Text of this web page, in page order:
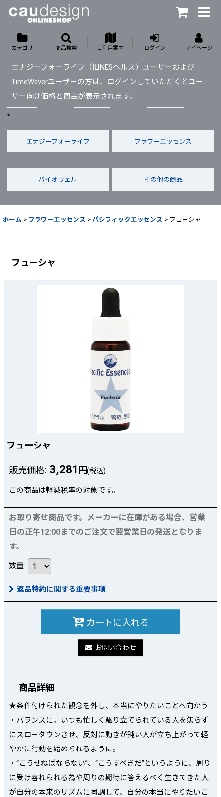
カテゴリ 商品検索 ご利用案内 ログイン マイページ
エナジーフォーライフ（旧NESヘルス）ユーザーおよび
TimeWaverユーザーの方は、ログインしていただくとユー
ザー向け価格と商品が表示されます。
<
エナジーフォーライフ フラワーエッセンス
バイオウェル その他の商品
ホーム > フラワーエッセンス > パシフィックエッセンス > フューシャ
フューシャ
フューシャ
販売価格: 3,281 円(税込)
この商品は軽減税率の対象です。
お取り寄せ商品です。メーカーに在庫がある場合、営業
日の正午12:00までのご注文で翌営業日の発送となりま
す。
数量:
返品特約に関する重要事項
カートに入れる
お問い合わせ
商品詳細
★条件付けられた観念を外し、本当にやりたいことへ向かう
・バランスに。いつも忙しく駆り立てられている人を焦らず
にスローダウンさせ、反対に動きが鈍い人が立ち上がって軽
やかに行動を始められるように。
・“こうせねばならない”、“こうすべきだ”というように、周り
に受け容れられる為や周りの期待に答えるべく生きてきた人
が自分の本来のリズムに同調して、自分の本当にやりたいこ